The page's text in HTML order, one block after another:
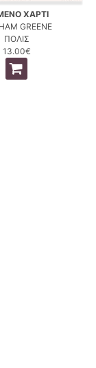
ΧΑΡΤΙ
GREENE
ΠΟΛΙΣ
13.00€